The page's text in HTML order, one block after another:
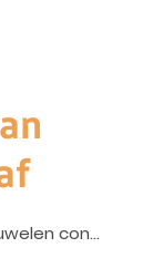
van hauf, just & graaf